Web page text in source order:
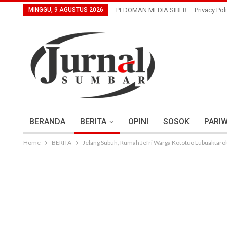
MINGGU, 9 AGUSTUS 2026 PEDOMAN MEDIA SIBER Privacy
BERANDA BERITA OPINI SOSOK
Home BERITA Jelang Subuh, Rumah Jefri Warga Kototuo